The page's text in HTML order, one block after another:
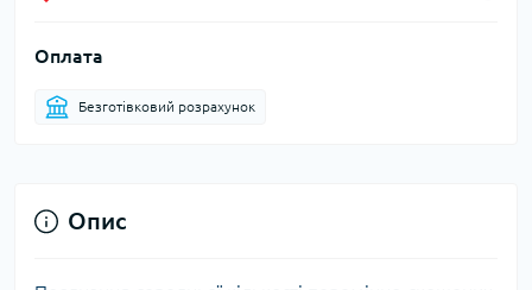
Оплата
Безготівковий розрахунок
Опис